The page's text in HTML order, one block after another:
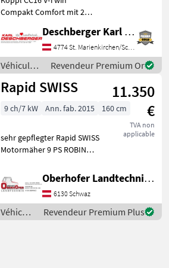
Compakt Comfort mit 2
Benzinmotor 16, 2 PS/11.9
kW mit Handstart und
Kraftstoffförderpumpe (bis
40° Hangneigung), Drehgriff
m
Deschberger Karl Landtechnik GesmbH & Co KG
4774 St. Marienkirchen/Schärding
Véhicules
agricoles
à moteur /
Revendeur Premium Or
Rapid SWISS
11.350
€
TVA non
applicable
9 ch/7 kW Ann. fab. 2015 160 cm
sehr gepflegter Rapid SWISS
Motormäher 9 PS ROBIN
hydrostatischer
Fahrantrieb - aktive
Holmlenkung -
Stachelwalzen 3-reihig -
Freischnittbalken 16
Oberhofer Landtechnik GmbH
6130 Schwaz
Véhicules
agricoles
Revendeur Premium Plus